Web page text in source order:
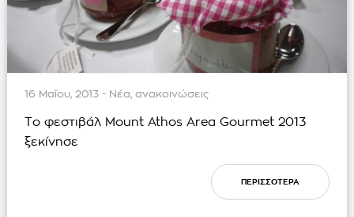
16 Μαΐου, 2013 - Νέα, ανακοινώσεις
Το φεστιβάλ Mount Athos Area Gourmet 2013
ξεκίνησε
ΠΕΡΙΣΣΟΤΕΡΑ